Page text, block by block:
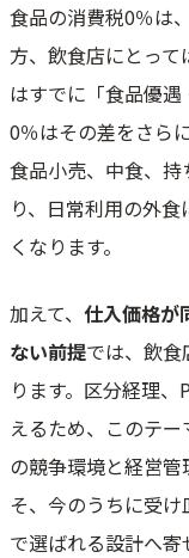
食品の消費税0％は
方、飲食店にとっ
はすでに「食品優
0％はその差をさら
食品小売、中食、持
り、日常利用の外
くなります。
加えて、 仕入価格が
ない前提では、飲食
ります。区分経理
えるため、このテ
の競争環境と経営
そ、今のうちに受
で選ばれる設計へ